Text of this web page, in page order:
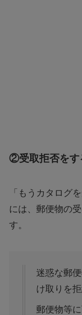
②受取拒否をす
「もうカタログ
には、郵便物の
す。
迷惑な郵
け取りを
郵便物等